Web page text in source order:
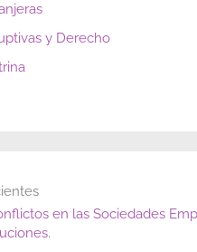
y Derecho
en las Sociedades